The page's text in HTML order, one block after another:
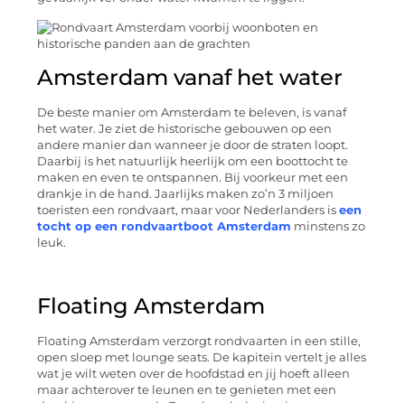
Amsterdam vanaf het water
De beste manier om Amsterdam te beleven, is vanaf
het water. Je ziet de historische gebouwen op een
andere manier dan wanneer je door de straten loopt.
Daarbij is het natuurlijk heerlijk om een boottocht te
maken en even te ontspannen. Bij voorkeur met een
drankje in de hand. Jaarlijks maken zo’n 3 miljoen
toeristen een rondvaart, maar voor Nederlanders is een
tocht op een rondvaartboot Amsterdam minstens zo
leuk.
Floating Amsterdam
Floating Amsterdam verzorgt rondvaarten in een stille,
open sloep met lounge seats. De kapitein vertelt je alles
wat je wilt weten over de hoofdstad en jij hoeft alleen
maar achterover te leunen en te genieten met een